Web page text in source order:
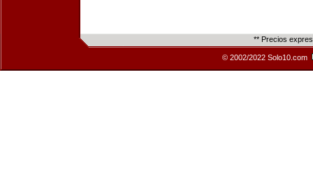
** Precios
© 2002/2022 Solo10.com